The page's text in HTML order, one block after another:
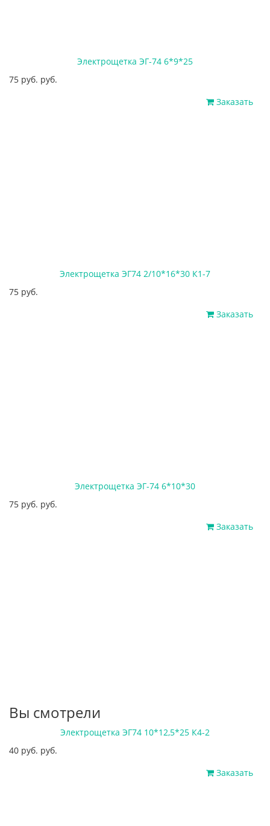
Электрощетка ЭГ-74 6*9*25
75 руб. руб.
Заказать
Электрощетка ЭГ74 2/10*16*30 К1-7
75 руб.
Заказать
Электрощетка ЭГ-74 6*10*30
75 руб. руб.
Заказать
Вы смотрели
Электрощетка ЭГ74 10*12,5*25 К4-2
40 руб. руб.
Заказать